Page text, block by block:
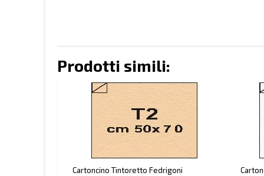
Prodotti simili:
Cartoncino Tintoretto Fedrigoni